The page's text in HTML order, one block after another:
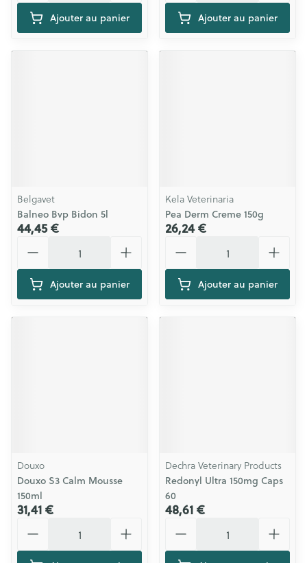
Ajouter au panier Ajouter au panier
Belgavet
Balneo Bvp Bidon 5l
44,45 €
Ajouter au panier
Kela Veterinaria
Pea Derm Creme 150g
26,24 €
Ajouter au panier
Douxo
Douxo S3 Calm Mousse
150ml
31,41 €
Dechra Veterinary Products
Redonyl Ultra 150mg Caps
60
48,61 €